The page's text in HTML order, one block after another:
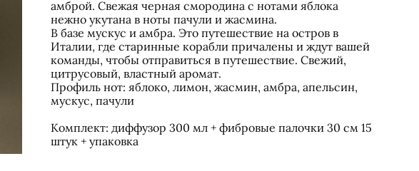
амброй. Свежая черная смородина с нотами яблока
нежно укутана в ноты пачули и жасмина.
В базе мускус и амбра. Это путешествие на остров в
Италии, где старинные корабли причалены и ждут вашей
команды, чтобы отправиться в путешествие. Свежий,
цитрусовый, властный аромат.
Профиль нот: яблоко, лимон, жасмин, амбра, апельсин,
мускус, пачули
Комплект: диффузор 300 мл + фибровые палочки 30 см 15
штук + упаковка